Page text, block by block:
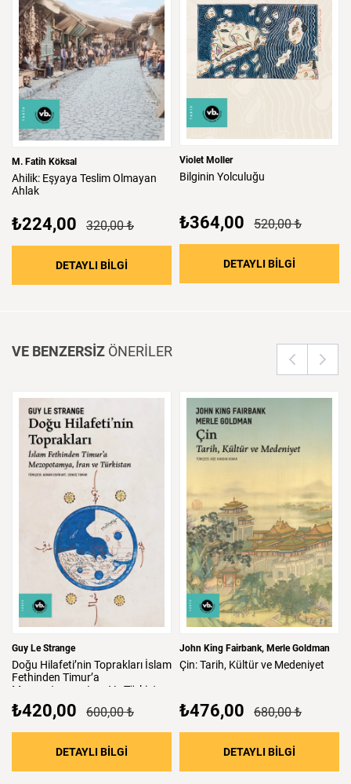
M. Fatih Köksal
Ahilik: Eşyaya TeslimOlmayan
Ahlak
₺224,00 320,00 ₺
DETAYLI BİLGİ : Ahilik: Eşyaya Teslim Olmayan Ahlak
Violet Moller
Bilginin Yolculuğu
₺364,00 520,00 ₺
DETAYLI BİLGİ
VE BENZERSİZ ÖNERİLER
Guy Le Strange
Doğu Hilafeti’nin Toprakları İslam
Fethinden Timur’a
Mezopotamya,
Iran Ve Türkistan
₺420,00 600,00 ₺
DETAYLI BİLGİ : Doğu Hilafeti’nin Toprakları İslam
John King Fairbank Merle Goldman
Çin:Tarih, Kültürve Medeniyet
₺476,00 680,00 ₺
DETAYLI BİLGİ